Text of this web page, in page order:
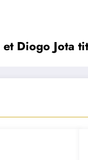
Diogo Jota